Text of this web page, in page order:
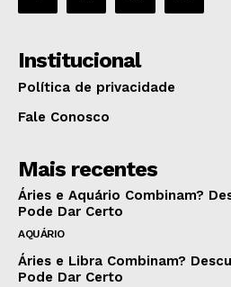
Institucional
Política de privacidade
Fale Conosco
Mais recentes
Áries e Aquário Combinam?
Pode Dar Certo
AQUÁRIO
Áries e Libra Combinam?
Pode Dar Certo